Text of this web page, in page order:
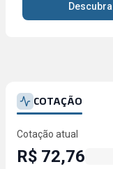
COTAÇÃO
Cotação atual
R$ 72,76